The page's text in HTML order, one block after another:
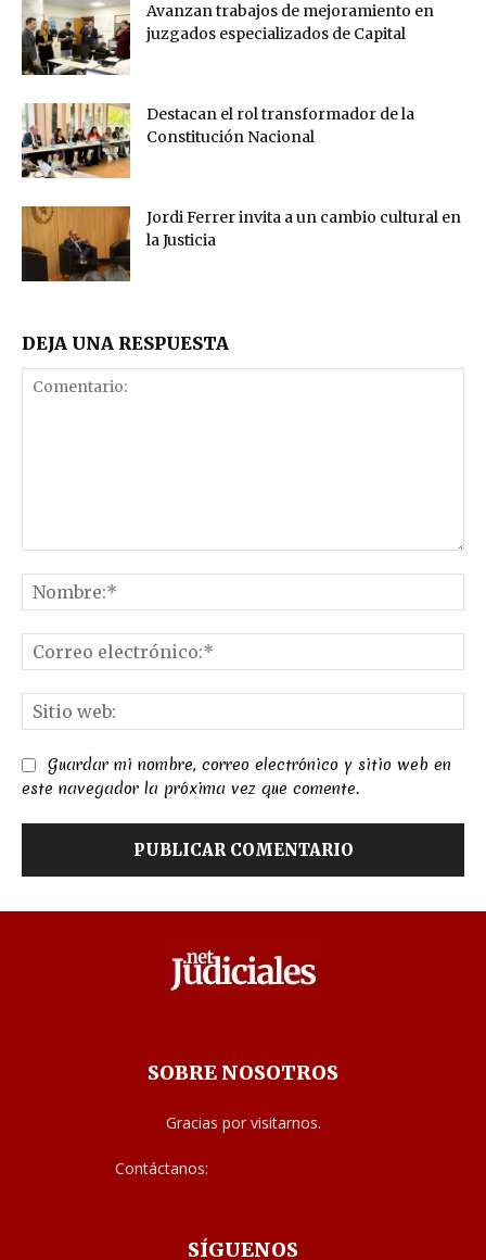
Avanzan trabajos de mejoramiento en
juzgados especializados de Capital
Destacan el rol transformador de la
Constitución Nacional
Jordi Ferrer invita a un cambio cultural en
la Justicia
DEJA UNA RESPUESTA
Guardar mi nombre, correo electrónico y sitio web en
este navegador la próxima vez que comente.
SOBRE NOSOTROS
Gracias por visitarnos.
Contáctanos:
SÍGUENOS